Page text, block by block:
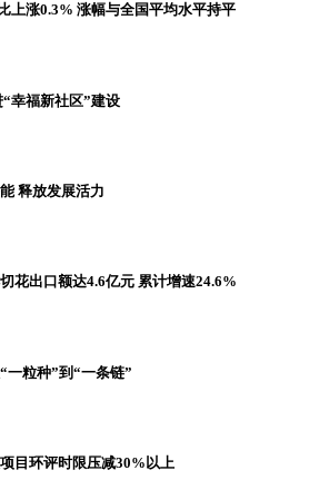
上涨0.3% 涨幅与全国平均水平持平
幸福新社区”建设
释放发展活力
花出口额达4.6亿元 累计增速24.6%
一粒种”到“一条链”
目环评时限压减30%以上